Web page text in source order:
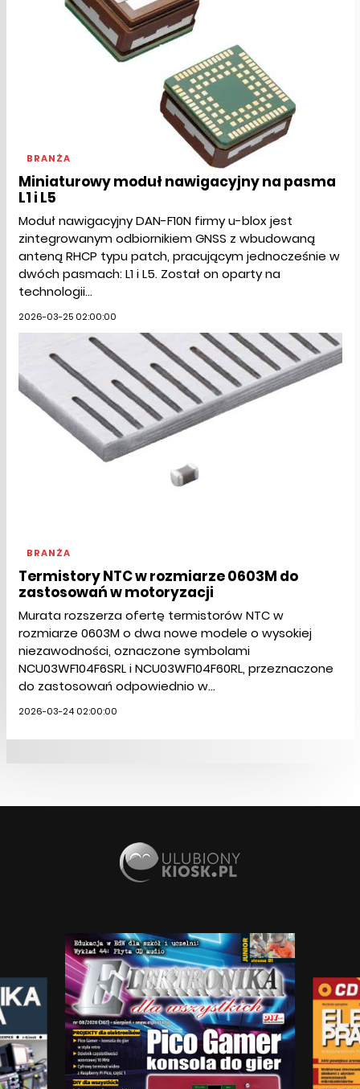
BRANŻA
Miniaturowy moduł nawigacyjny na pasma
L1 i L5
Moduł nawigacyjny DAN-F10N firmy u-blox jest
zintegrowanym odbiornikiem GNSS z wbudowaną
anteną RHCP typu patch, pracującym jednocześnie w
dwóch pasmach: L1 i L5. Został on oparty na
technologii...
2026-03-25 02:00:00
BRANŻA
Termistory NTC w rozmiarze 0603M do
zastosowań w motoryzacji
Murata rozszerza ofertę termistorów NTC w
rozmiarze 0603M o dwa nowe modele o wysokiej
niezawodności, oznaczone symbolami
NCU03WF104F6SRL i NCU03WF104F60RL, przeznaczone
do zastosowań odpowiednio w...
2026-03-24 02:00:00